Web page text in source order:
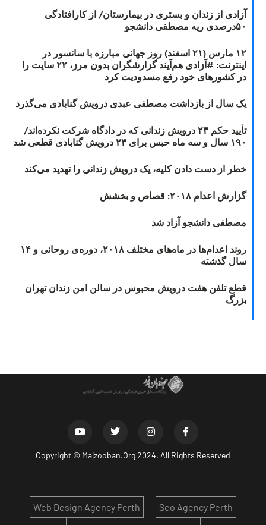
آزادی از زندان و بستری در بیمارستان/ از کارافتادگی
۵۰درصدی ریه مصطفی دانشجو
۱۲ مارس (۲۱ اسفند) روز جهانی مبارزه با سانسور در
اینترنت: #آزادی هم‌آیند گزارشگران‌ بدون مرز، ۲۲ سایت را
در کشورهای خود رفع مسدودیت کرد
یک سال از بازداشت مصطفی عبدی درویش گنابادی می‌گذرد
تأیید حکم ۲۳ درویش زندانی که در دادگاه شرکت نکرده‌اند/
۱۹۰ سال و سه ماه حبس برای ۲۳ درویش گنابادی قطعی شد
خطر از دست دادن کلیه، یک درویش زندانی را تهدید می‌کند
گزارش اعدام ۲۰۱۸: قصاص و بخشش
مصطفی دانشجو آزاد شد
روند اعدام‌ها در ماه‌های مختلف ۲۰۱۸، دوره‌ی روحانی و ۱۴
سال گذشته
قطع تلفن هفت درویش محبوس در سالن امن زندان تهران
بزرگ
Copyright © Majzooban.Org2024. All Rights Reserved
Seo Agency Perth
Web Design Agency Perth